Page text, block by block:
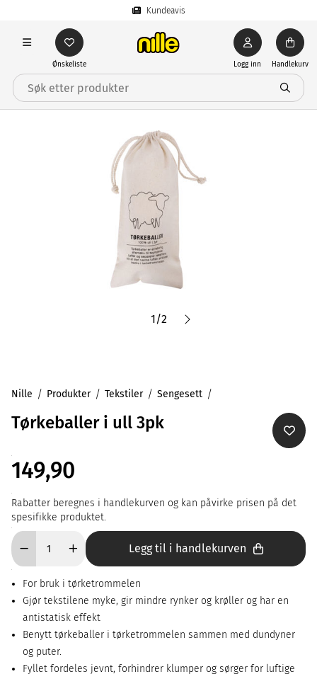
Kundeavis
Ønskeliste Logg inn Handlekurv
1/2
Nille Produkter Tekstiler Sengesett
Tørkeballer i ull 3pk
149,90
Rabatter beregnes i handlekurven og kan påvirke prisen på det
spesifikke produktet.
Legg til i handlekurven
For bruk i tørketrommelen
Gjør tekstilene myke, gir mindre rynker og krøller og har en
antistatisk effekt
Benytt tørkeballer i tørketrommelen sammen med dundyner
og puter.
Fyllet fordeles jevnt, forhindrer klumper og sørger for luftige